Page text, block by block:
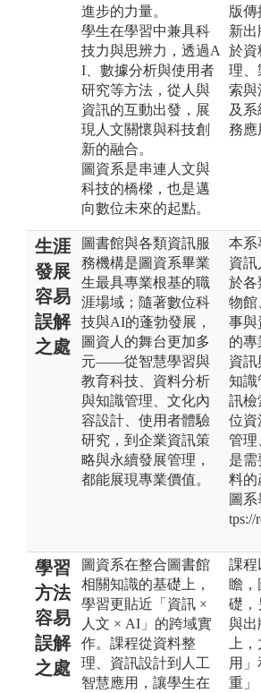
進步的力量。
學生在學習中兼具科
技力與思辨力，透過A
I、數據分析與使用者
研究等方法，從人與
資訊的互動出發，展
現人文關懷與科技創
新的融合。
圖資系是串連人文與
科技的橋樑，也是邁
向數位未來的起點。
版傳
新出
於資
理、
索與
及
務應
生涯
發展
容易
誤解
之處
圖書館與各類資訊服
務機構是圖資系畢業
生最具專業根基的職
涯場域；隨著數位科
技與AI的蓬勃發展，
圖資人的舞台更加多
元——從智慧學習與
教育科技、資料分析
與知識管理、文化內
容設計、使用者體驗
研究，到企業資訊策
略與永續發展管理，
都能展現專業價值。
本系
資訊
於各
物館
事與
的專
資訊
知識
訊檢
位資
管理
是需
料的
圖
tps://
學習
方法
容易
誤解
之處
圖資系在整合圖書館
相關知識的基礎上，
學習更貼近「資訊 ×
人文 × AI」的跨域實
作。課程從資料整
理、資訊設計到人工
智慧應用，讓學生在
課程
瞻，
礎，
與出
上
用
重」